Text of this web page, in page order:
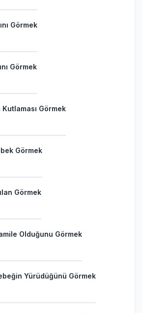
Görmek
Görmek
Görmek
Görmek
Görmek
Olduğunu Görmek
Yürüdüğünü Görmek